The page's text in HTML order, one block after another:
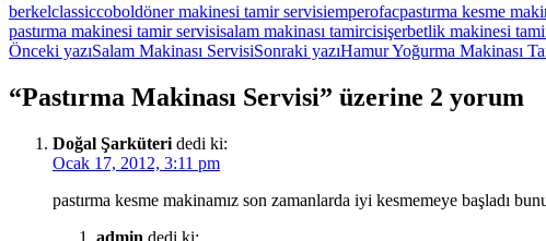
berkelclassiccoboldöner makinesi tamir servisiemperofacpastırma kesme
pastırma makinesi tamir servisisalam makinası tamircisişerbetlik makinesi
Yazı
dolaşımı
Önceki yazıSalam Makinası ServisiSonraki yazıHamur Yoğurma Makinası
“Pastırma Makinası Servisi” üzerine 2 yorum
Doğal Şarküteri dedi ki:
Ocak 17, 2012, 3:11 pm
pastırma kesme makinamız son zamanlarda iyi kesmemeye başladı
admin dedi ki: